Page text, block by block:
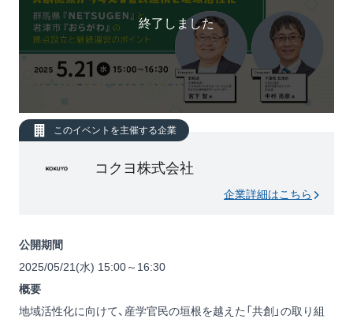
終了しました
このイベントを主催する企業
コクヨ株式会社
企業詳細はこちら
公開期間
2025/05/21(水) 15:00～16:30
概要
地域活性化に向けて、産学官民の垣根を越えた「共創」の取り組